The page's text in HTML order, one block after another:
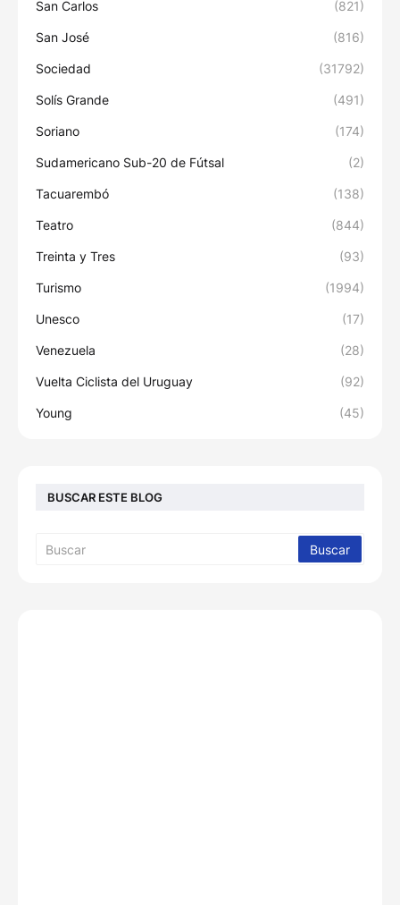
San Carlos (821)
San José (816)
Sociedad (31792)
Solís Grande (491)
Soriano (174)
Sudamericano Sub-20 de Fútsal (2)
Tacuarembó (138)
Teatro (844)
Treinta y Tres (93)
Turismo (1994)
Unesco (17)
Venezuela (28)
Vuelta Ciclista del Uruguay (92)
Young (45)
BUSCAR ESTE BLOG